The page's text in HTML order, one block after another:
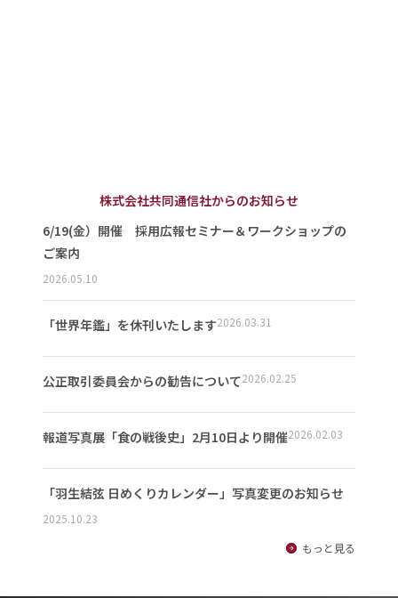
株式会社共同通信社からのお知らせ
6/19(金）開催 採用広報セミナー＆ワークショップの
ご案内
2026.05.10
「世界年鑑」を休刊いたします2026.03.31
公正取引委員会からの勧告について2026.02.25
報道写真展「食の戦後史」2月10日より開催2026.02.03
「羽生結弦 日めくりカレンダー」写真変更のお知らせ
2025.10.23
もっと見る